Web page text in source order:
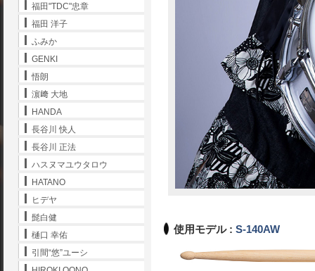
使用モデル : S-140AW
福田"TDC"忠章
福田 洋子
ふみか
GENKI
悟朗
濵﨑 大地
HANDA
長谷川 快人
長谷川 正法
ハスヌマユウタロウ
HATANO
ヒデヤ
髭白健
樋口 幸佑
引間“悠”ユーシ